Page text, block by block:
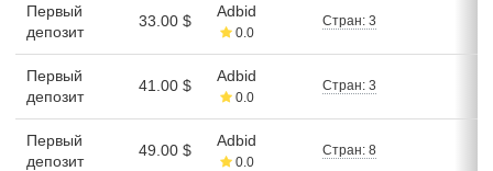
Первый
депозит
33.00 $
Adbid
0.0
Стран: 3
Первый
депозит
41.00 $
Adbid
0.0
Стран: 3
Первый
депозит
49.00 $
Adbid
0.0
Стран: 8